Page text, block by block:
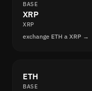
BASE
XRP
XRP
exchange ETH a XRP →
ETH
BASE